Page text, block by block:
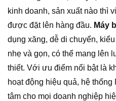
kinh doanh, sản xuất nào thì
được đặt lên hàng đầu. Máy
dụng xăng, dễ di chuyển,
nhẹ và gọn, có thể mang lên
thiết. Với ưu điểm nổi bật là
hoạt động hiệu quả, hệ
tâm cho mọi doanh nghiệp